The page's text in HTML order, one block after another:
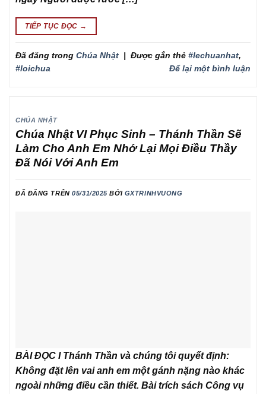
TIẾP TỤC ĐỌC →
Đã đăng trong Chúa Nhật | Được gắn thẻ #lechuanhat,
#loichua
Để lại một bình luận
CHÚA NHẬT
Chúa Nhật VI Phục Sinh – Thánh Thần Sẽ
Làm Cho Anh Em Nhớ Lại Mọi Điều Thầy
Đã Nói Với Anh Em
ĐÃ ĐĂNG TRÊN05/31/2025 BỞI GXTRINHVUONG
BÀI ĐỌC I Thánh Thần và chúng tôi quyết định:
Không đặt lên vai anh em một gánh nặng nào khác
ngoài những điều cần thiết. Bài trích sách Công vụ